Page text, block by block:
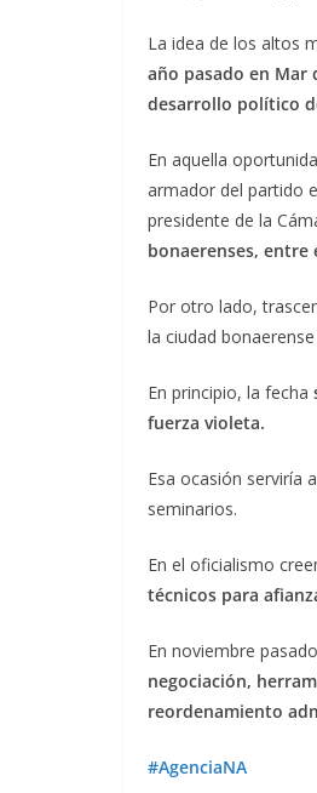
La idea de los altos
año pasado en Mar
desarrollo político
En aquella
armador del partido
presidente de la
bonaerenses, entre
Por otro lado,
la ciudad
En principio, la fecha
fuerza violeta.
Esa ocasión serviría
seminarios.
En el oficialismo
técnicos para
En noviembre
negociación,
reordenamiento
#AgenciaNA